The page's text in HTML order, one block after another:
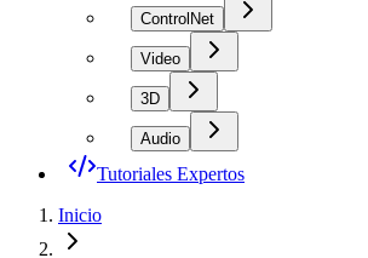
ControlNet
Video
3D
Audio
Tutoriales Expertos
Inicio